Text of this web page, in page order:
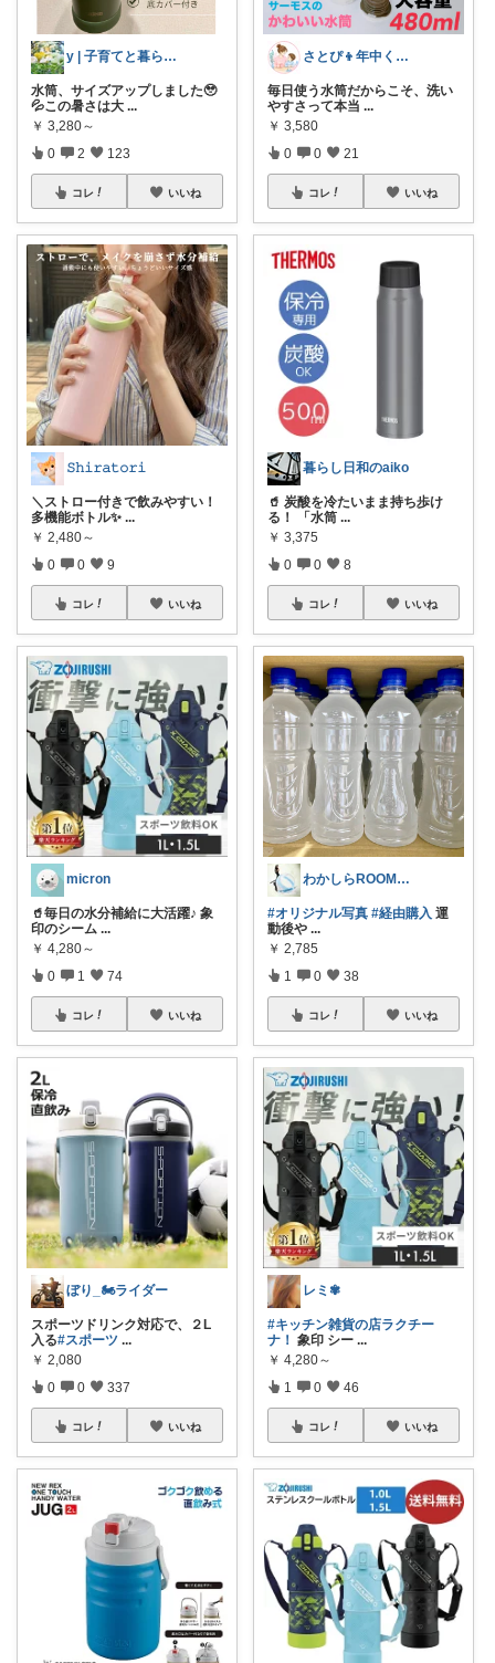
y | 子育てと暮らし🌷
水筒、サイズアップしました🥹
💦この暑さは大 ...
￥ 3,280～
0 2 123
コレ いいね
𝚂𝚑𝚒𝚛𝚊𝚝𝚘𝚛𝚒
＼ストロー付きで飲みやすい！
多機能ボトル✨ ...
￥ 2,480～
0 0 9
コレ いいね
micron
🥤毎日の水分補給に大活躍♪ 象
印のシーム ...
￥ 4,280～
0 1 74
コレ いいね
ぼり_🏍ライダー
スポーツドリンク対応で、２L
入る#スポーツ ...
￥ 2,080
0 0 337
コレ いいね
さとぴ👦年中くんとの暮らし
毎日使う水筒だからこそ、洗い
やすさって本当 ...
￥ 3,580
0 0 21
コレ いいね
暮らし日和のaiko
🥤 炭酸を冷たいまま持ち歩け
る！ 「水筒 ...
￥ 3,375
0 0 8
コレ いいね
わかしらROOM(金の鳳凰座)
#オリジナル写真 #経由購入 運
動後や ...
￥ 2,785
1 0 38
コレ いいね
レミ✾
#キッチン雑貨の店ラクチー
ナ！ 象印 シー ...
￥ 4,280～
1 0 46
コレ いいね